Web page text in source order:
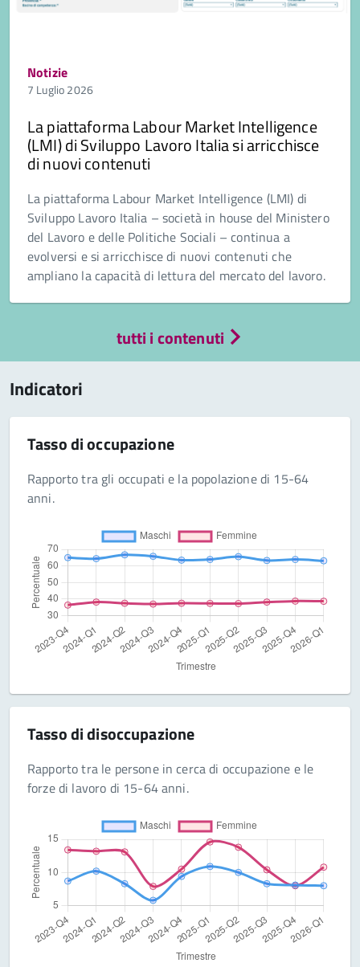
Notizie
7 Luglio 2026
La piattaforma Labour Market Intelligence
(LMI) di Sviluppo Lavoro Italia si arricchisce
di nuovi contenuti
La piattaforma Labour Market Intelligence (LMI) di
Sviluppo Lavoro Italia – società in house del Ministero
del Lavoro e delle Politiche Sociali – continua a
evolversi e si arricchisce di nuovi contenuti che
ampliano la capacità di lettura del mercato del lavoro.
tutti i contenuti
Indicatori
Tasso di occupazione
Rapporto tra gli occupati e la popolazione di 15-64
anni.
Tasso di disoccupazione
Rapporto tra le persone in cerca di occupazione e le
forze di lavoro di 15-64 anni.